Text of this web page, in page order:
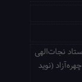
نجات‌الهی
(نوید